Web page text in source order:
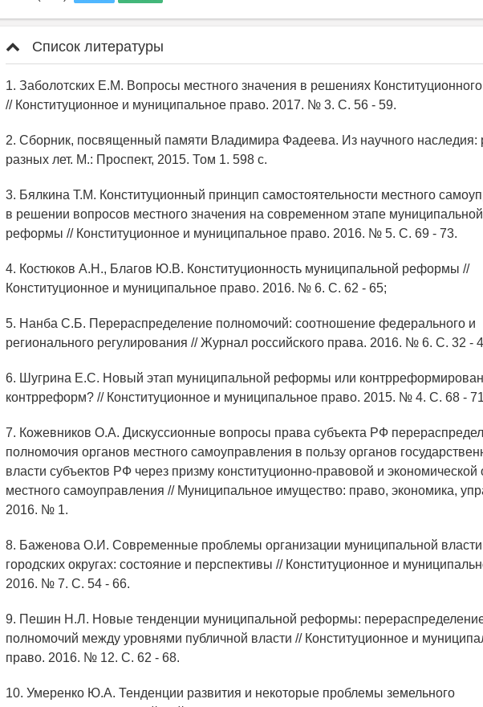
Список литературы
1. Заболотских Е.М. Вопросы местного значения в решениях
// Конституционное и муниципальное право. 2017. № 3. С. 56 - 59.
2. Сборник, посвященный памяти Владимира Фадеева. Из научного наследия:
разных лет. М.: Проспект, 2015. Том 1. 598 с.
3. Бялкина Т.М. Конституционный принцип самостоятельности местного
в решении вопросов местного значения на современном этапе муниципальной
реформы // Конституционное и муниципальное право. 2016. № 5. С. 69 - 73.
4. Костюков А.Н., Благов Ю.В. Конституционность муниципальной реформы //
Конституционное и муниципальное право. 2016. № 6. С. 62 - 65;
5. Нанба С.Б. Перераспределение полномочий: соотношение федерального и
регионального регулирования // Журнал российского права. 2016. № 6. С. 32 -
6. Шугрина Е.С. Новый этап муниципальной реформы или
контрреформ? // Конституционное и муниципальное право. 2015. № 4. С. 68 -
7. Кожевников О.А. Дискуссионные вопросы права субъекта РФ
полномочия органов местного самоуправления в пользу органов
власти субъектов РФ через призму конституционно-правовой и экономической
местного самоуправления // Муниципальное имущество: право, экономика,
2016. № 1.
8. Баженова О.И. Современные проблемы организации муниципальной
городских округах: состояние и перспективы // Конституционное и
2016. № 7. С. 54 - 66.
9. Пешин Н.Л. Новые тенденции муниципальной реформы:
полномочий между уровнями публичной власти // Конституционное и
право. 2016. № 12. С. 62 - 68.
10. Умеренко Ю.А. Тенденции развития и некоторые проблемы земельного